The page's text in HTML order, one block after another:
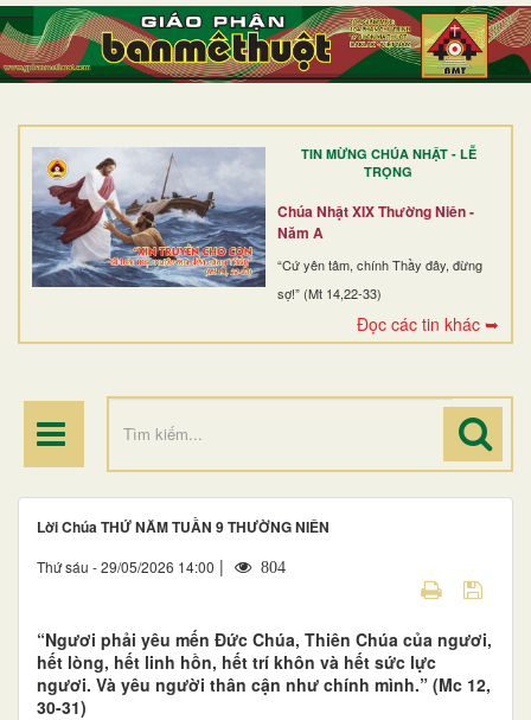
TIN MỪNG CHÚA NHẬT - LỄ
TRỌNG
Chúa Nhật XIX Thường Niên -
Năm A
“Cứ yên tâm, chính Thầy đây, đừng
sợ!” (Mt 14,22-33)
Đọc các tin khác ➥
TRANG NHẤT
GIỚI THIỆU
DÒNG TU
BAN MỤC VỤ
ĐOÀN THỂ CG
ĐIỂM HÀNH HƯƠNG
Lời Chúa THỨ NĂM TUẦN 9 THƯỜNG NIÊN
Thứ sáu - 29/05/2026 14:00 | 804
“Ngươi phải yêu mến Đức Chúa, Thiên Chúa của ngươi,
hết lòng, hết linh hồn, hết trí khôn và hết sức lực
ngươi. Và yêu người thân cận như chính mình.” (Mc 12,
30-31)